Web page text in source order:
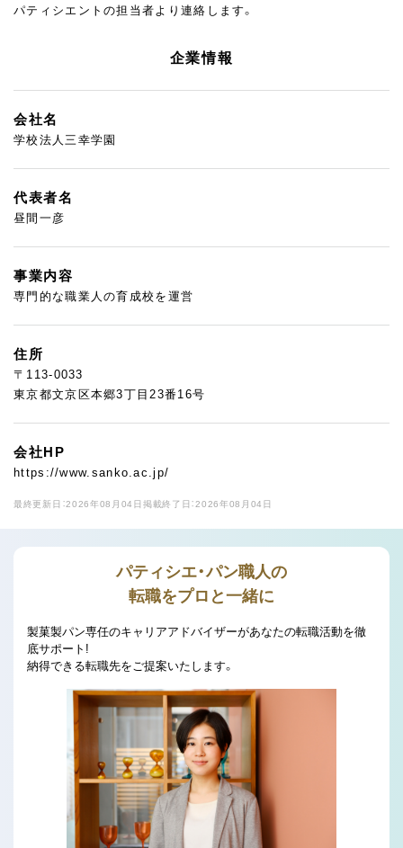
パティシエントの担当者より連絡します。
企業情報
会社名
学校法人三幸学園
代表者名
昼間一彦
事業内容
専門的な職業人の育成校を運営
住所
〒113-0033
東京都文京区本郷3丁目23番16号
会社HP
https://www.sanko.ac.jp/
最終更新日：2026年08月04日 掲載終了日：2026年08月04日
パティシエ・パン職人の
転職をプロと一緒に
製菓製パン専任のキャリアアドバイザーがあなたの転職活動を徹
底サポート!
納得できる転職先をご提案いたします。